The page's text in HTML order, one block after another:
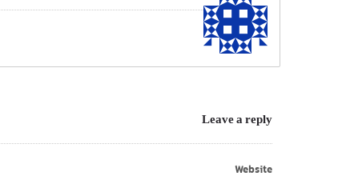
Leave a reply
Website